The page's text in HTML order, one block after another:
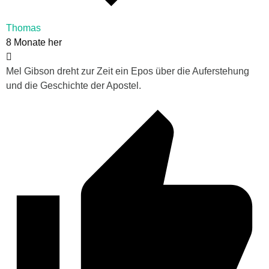
Thomas
8 Monate her
Mel Gibson dreht zur Zeit ein Epos über die Auferstehung
und die Geschichte der Apostel.